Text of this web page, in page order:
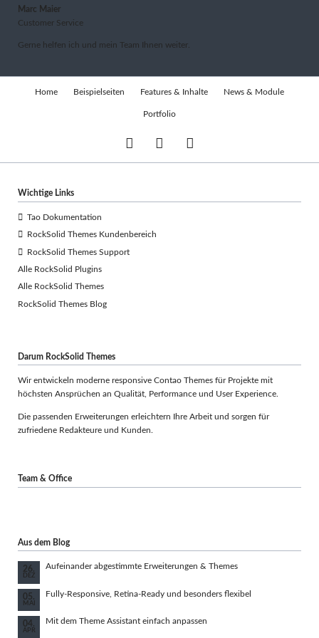
Marc Maier
Customer Service
Gerne helfen ich und mein Team Ihnen weiter.
Home Beispielseiten Features & Inhalte News & Module
Portfolio
Wichtige Links
Tao Dokumentation
RockSolid Themes Kundenbereich
RockSolid Themes Support
Alle RockSolid Plugins
Alle RockSolid Themes
RockSolid Themes Blog
Darum RockSolid Themes
Wir entwickeln moderne responsive Contao Themes für Projekte mit
höchsten Ansprüchen an Qualität, Performance und User Experience.
Die passenden Erweiterungen erleichtern Ihre Arbeit und sorgen für
zufriedene Redakteure und Kunden.
Team & Office
Aus dem Blog
26.
DEZ
Aufeinander abgestimmte Erweiterungen & Themes
05.
MAI
Fully-Responsive, Retina-Ready und besonders flexibel
04.
APR
Mit dem Theme Assistant einfach anpassen